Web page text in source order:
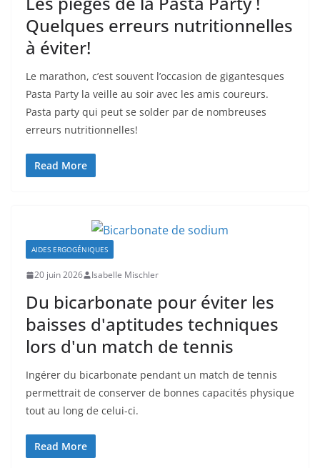
Quelques erreurs nutritionnelles
à éviter!
Le marathon, c’est souvent l’occasion de gigantesques
Pasta Party la veille au soir avec les amis coureurs.
Pasta party qui peut se solder par de nombreuses
erreurs nutritionnelles!
Read More
AIDES ERGOGÉNIQUES
20 juin 2026 Isabelle Mischler
Du bicarbonate pour éviter les
baisses d'aptitudes techniques
lors d'un match de tennis
Ingérer du bicarbonate pendant un match de tennis
permettrait de conserver de bonnes capacités physique
tout au long de celui-ci.
Read More